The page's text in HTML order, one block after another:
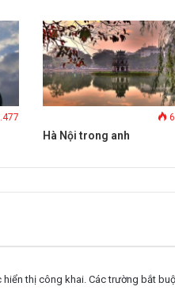
Hà Nội trong anh
thị công khai. Các trường bắt